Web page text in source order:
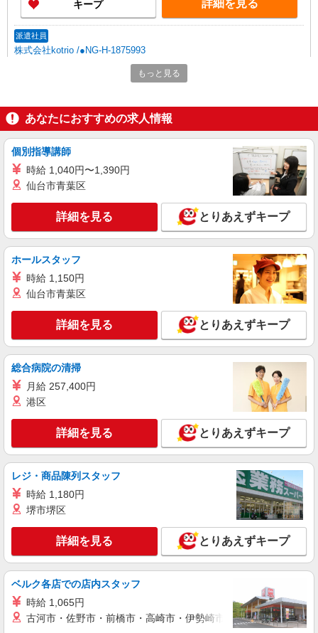
キープ 詳細を見る
派遣社員
株式会社kotrio /●NG-H-1875993
近鉄四日市駅/未経験OK★誰かの支えになれる
人に！グルホの世話人♪
通費全支給(ガソリン代含む)＞
四日市市
詳細を見る
派遣社員
四日市駅｜日払いOK！日収1.1万円超え×サ高
住スタッフ！
時給1500円〜2125円 ＜日払い有/週払い有/交
キープ 詳細を見る
派遣社員
株式会社ブレイブ（マイナビグループ）/MD29
介護スタッフ ◆デイサービス、サービス付き
高齢者向け住宅、グループホームなど様々な勤
未経験：時給1500〜1700円（資格・経験によ
る） 経験者：時給1700〜1900円（資格・経験によ
る） ◎月収例 時給1900円×1日8時間×22日（週5
日）＝33万4400円 ◆昇給あり ◆支払い方法 ※日
払い/週払い/月払い対応も可能です。詳しくは面談
時にご相談ください。 ◆交通費：別途全額支給 ※
三重県四日市市 【最寄駅】 ◆各線「河原田
駅」 ◆各線「近鉄富田駅」 ◆各線「近鉄四日市
詳細を見る
派遣社員
株式会社kotrio /●NG-H-2030071
レア！【四日市駅】就労支援施設で軽作業の見
守りなど＊未経験OK
時給1400円〜 ＜日払い有/週払い有/交通費全
四日市市
もっと見る
あなたにおすすめの求人情報
個別指導講師
時給 1,040円〜1,390円
仙台市青葉区
詳細を見る とりあえずキープ
ホールスタッフ
時給 1,150円
仙台市青葉区
詳細を見る とりあえずキープ
総合病院の清掃
月給 257,400円
港区
詳細を見る とりあえずキープ
レジ・商品陳列スタッフ
時給 1,180円
堺市堺区
詳細を見る とりあえずキープ
ベルク各店での店内スタッフ
時給 1,065円
古河市・佐野市・前橋市・高崎市・伊勢崎市・太田市・館林市